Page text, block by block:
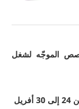
الموجّه لشغل